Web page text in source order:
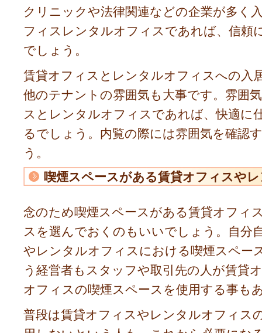
クリニックや法律関連などの企業が多く
フィスレンタルオフィスであれば、信頼
でしょう。
賃貸オフィスとレンタルオフィスへの入
他のテナントの雰囲気も大事です。雰囲
スとレンタルオフィスであれば、快適に
るでしょう。内覧の際には雰囲気を確認
う。
喫煙スペースがある賃貸オフィスや
念のため喫煙スペースがある賃貸オフィ
スを選んでおくのもいいでしょう。自分
やレンタルオフィスにおける喫煙スペー
う経営者もスタッフや取引先の人が賃貸
オフィスの喫煙スペースを使用する事も
普段は賃貸オフィスやレンタルオフィス